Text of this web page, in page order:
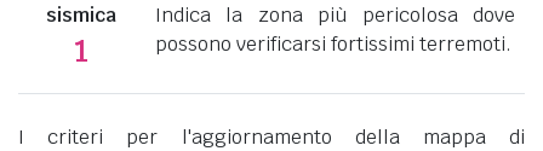
sismica
1
Indica la zona più pericolosa dove
possono verificarsi fortissimi terremoti.
I criteri per l'aggiornamento della mappa di